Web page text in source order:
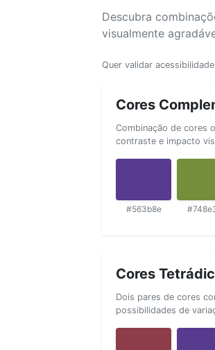
Descubra
visualmente
Quer validar
Cores
Combinação de cores
contraste e impacto
#563b8e
Cores
Dois pares de cores
possibilidades de